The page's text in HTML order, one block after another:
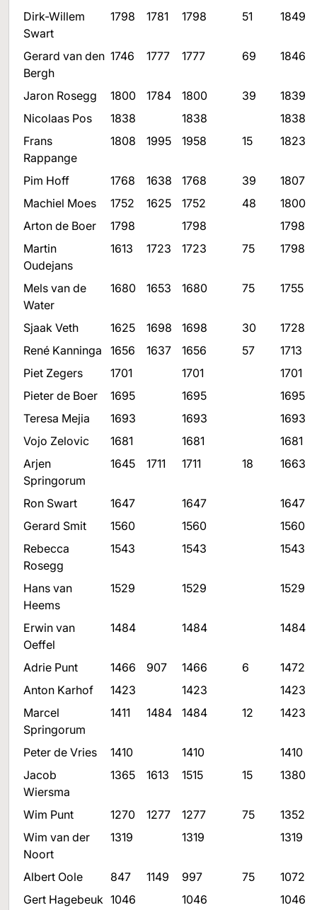
Dirk-Willem
Swart
1798 1781 1798 51 1849
Gerard van den
Bergh
1746 1777 1777 69 1846
Jaron Rosegg 1800 1784 1800 39
1839
Nicolaas Pos
1838 1838
1838
Frans
Rappange
1808 1995 1958 15 1823
Pim Hoff 1768 1638 1768 39
1807
Machiel Moes
1752 1625 1752 48
1800
Arton de Boer
1798 1798
1798
Martin
Oudejans
1613 1723 1723 75 1798
Mels van de
Water
1680 1653 1680 75 1755
Sjaak Veth 1625 1698 1698 30
1728
René Kanninga
1656 1637 1656 57
1713
Piet Zegers
1701 1701
1701
Pieter de Boer
1695 1695
1695
Teresa Mejia
1693 1693
1693
Vojo Zelovic
1681 1681
1681
Arjen
Springorum
1645 1711 1711 18 1663
Ron Swart 1647 1647
1647
Gerard Smit
1560 1560
1560
Rebecca
Rosegg
1543 1543 1543
Hans van
Heems
1529 1529 1529
Erwin van
Oeffel
1484 1484 1484
Adrie Punt 1466 907 1466 6
1472
Anton Karhof
1423 1423
1423
Marcel
Springorum
1411 1484 1484 12 1423
Peter de Vries 1410 1410
1410
Jacob
Wiersma
1365 1613 1515 15 1380
Wim Punt 1270 1277 1277 75
1352
Wim van der
Noort
1319 1319 1319
Albert Oole 847 1149 997 75
1072
Gert Hagebeuk 1046 1046
1046